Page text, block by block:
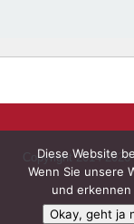
Copyright 2014-
Diese Website
Wenn Sie unsere
und
Okay, geht ja